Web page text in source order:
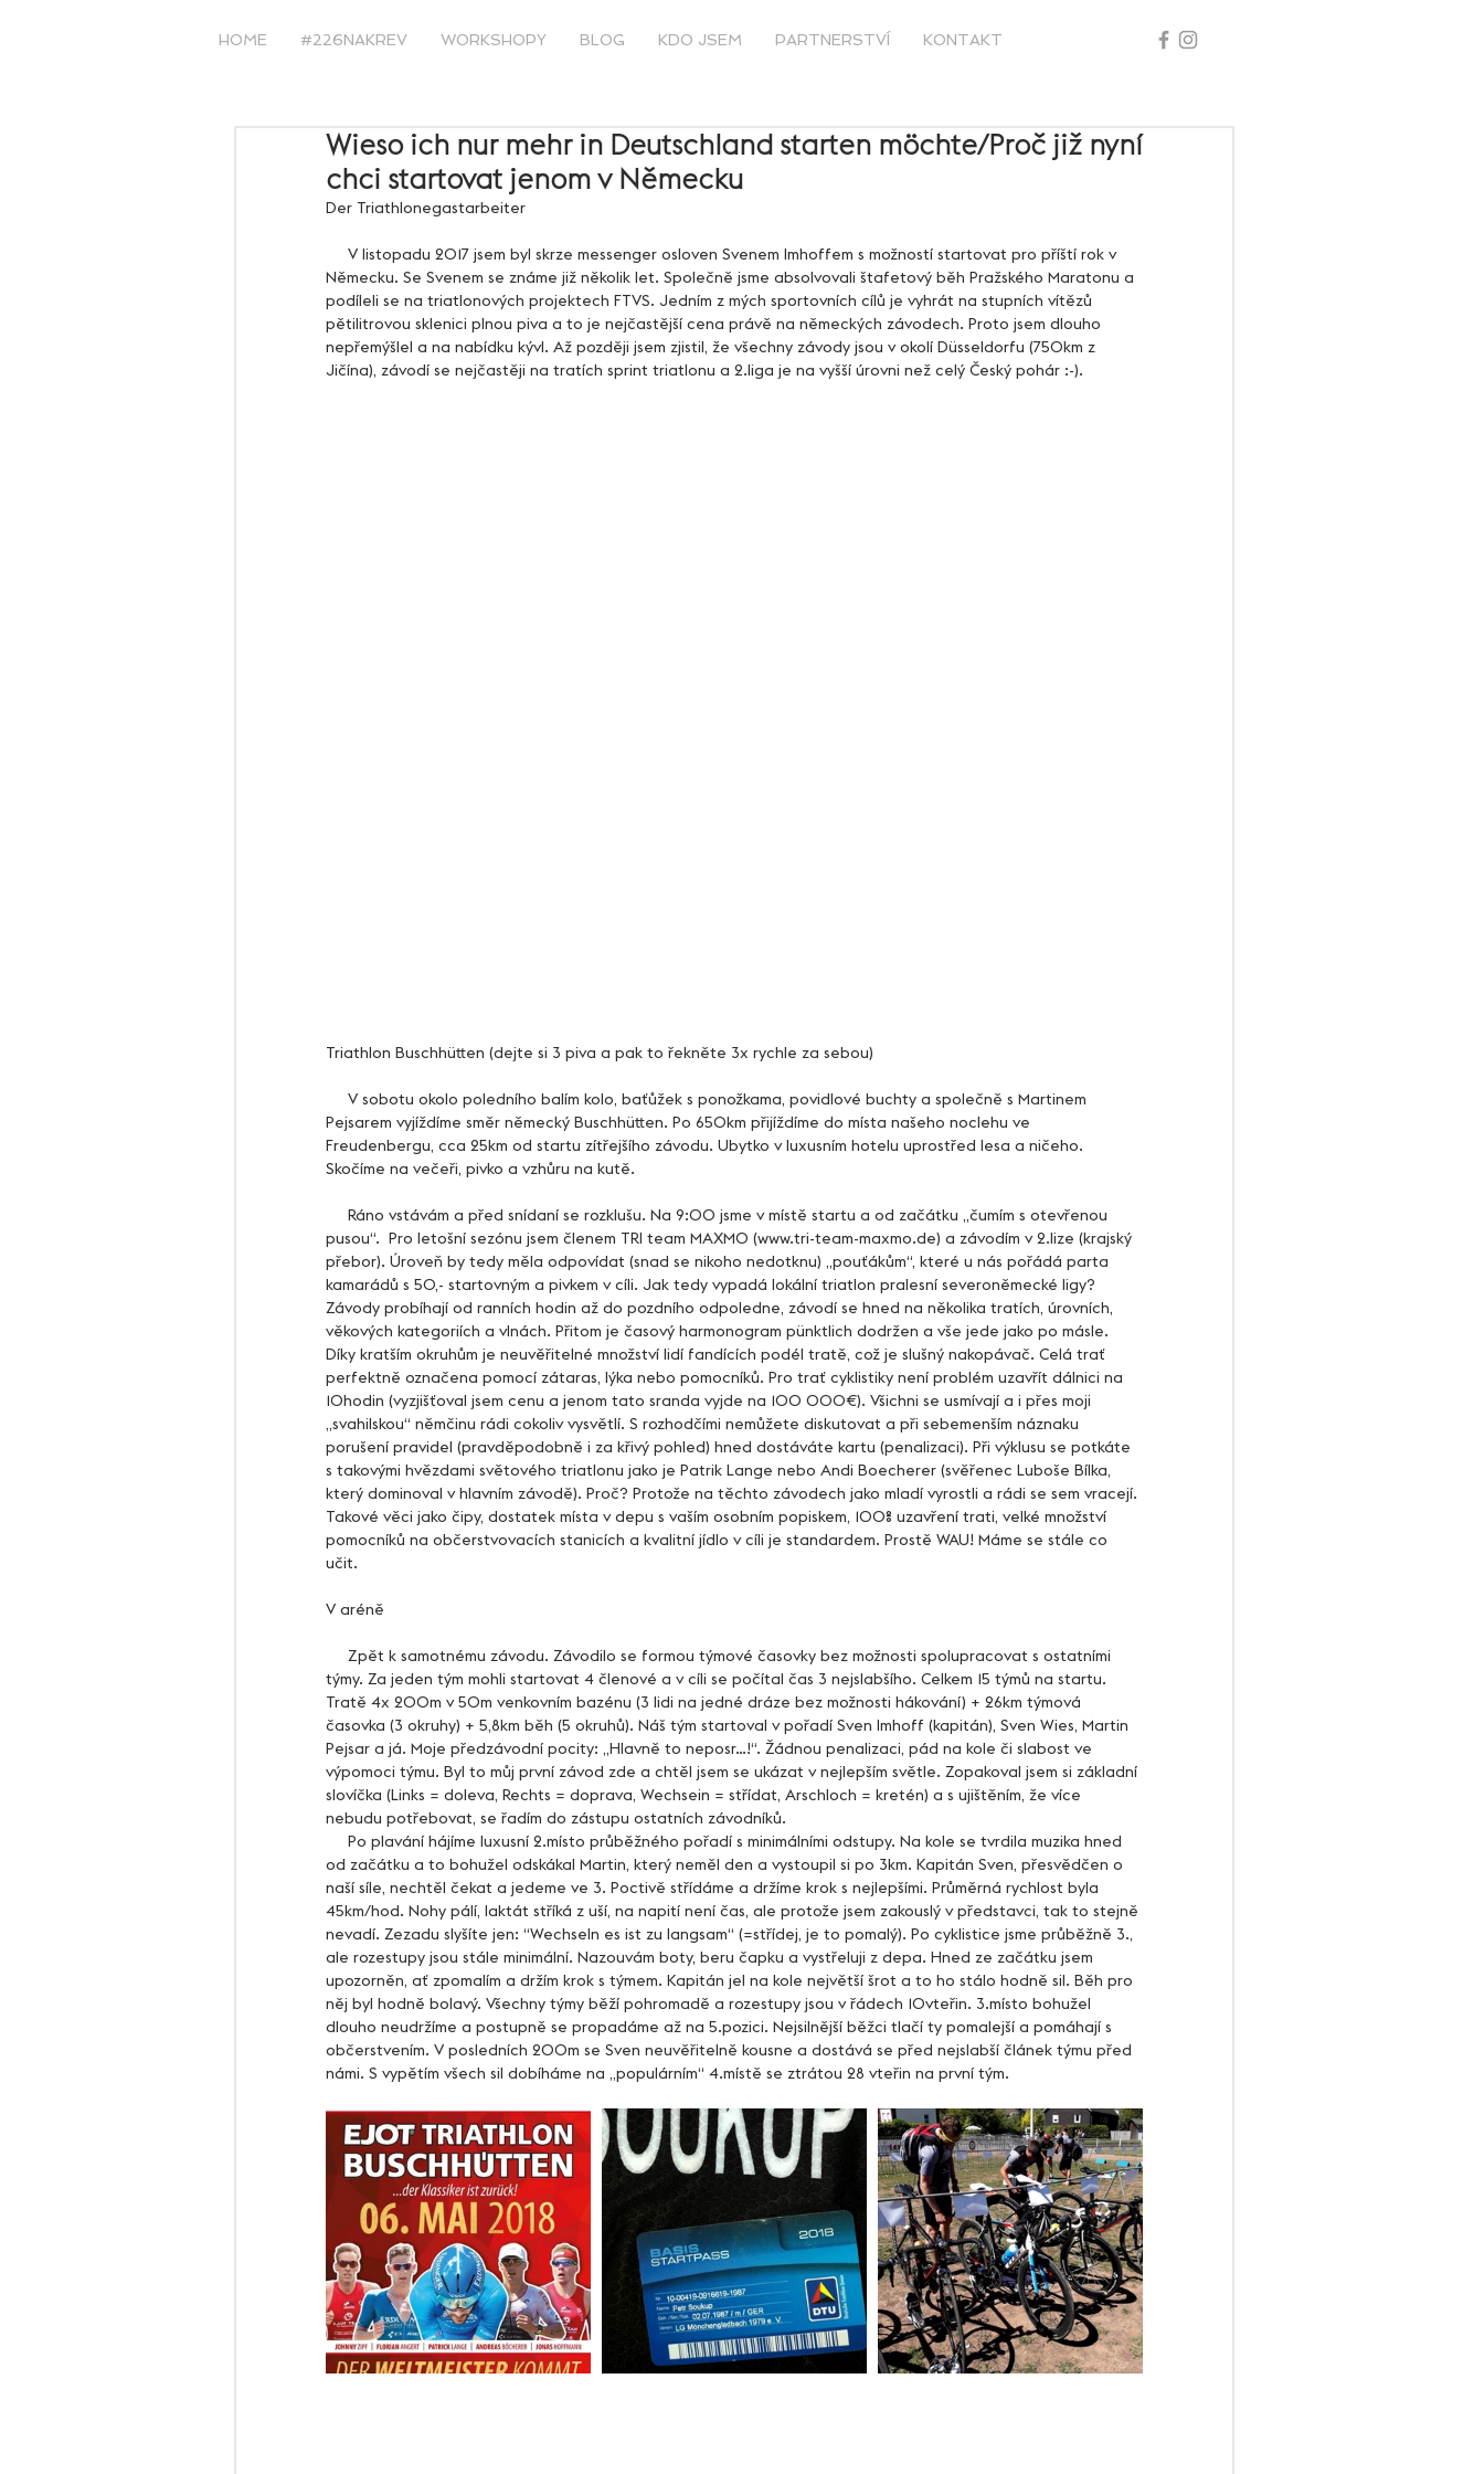
HOME #226NAKREV WORKSHOPY BLOG KDO JSEM PARTNERSTVÍ KONTAKT
Wieso ich nur mehr in Deutschland starten möchte/Proč již nyní
chci startovat jenom v Německu
Der Triathlonegastarbeiter
Německu. Se Svenem se známe již několik let. Společně jsme absolvovali štafetový běh Pražského Maratonu a
podíleli se na triatlonových projektech FTVS. Jedním z mých sportovních cílů je vyhrát na stupních vítězů
pětilitrovou sklenici plnou piva a to je nejčastější cena právě na německých závodech. Proto jsem dlouho
nepřemýšlel a na nabídku kývl. Až později jsem zjistil, že všechny závody jsou v okolí Düsseldorfu (750km z
Jičína), závodí se nejčastěji na tratích sprint triatlonu a 2.liga je na vyšší úrovni než celý Český pohár :-).
Triathlon Buschhütten (dejte si 3 piva a pak to řekněte 3x rychle za sebou)
Pejsarem vyjíždíme směr německý Buschhütten. Po 650km přijíždíme do místa našeho noclehu ve
Freudenbergu, cca 25km od startu zítřejšího závodu. Ubytko v luxusním hotelu uprostřed lesa a ničeho.
Skočíme na večeři, pivko a vzhůru na kutě.
pusou“.  Pro letošní sezónu jsem členem TRI team MAXMO (www.tri-team-maxmo.de) a závodím v 2.lize (krajský
přebor). Úroveň by tedy měla odpovídat (snad se nikoho nedotknu) „pouťákům“, které u nás pořádá parta
kamarádů s 50,- startovným a pivkem v cíli. Jak tedy vypadá lokální triatlon pralesní severoněmecké ligy?
Závody probíhají od ranních hodin až do pozdního odpoledne, závodí se hned na několika tratích, úrovních,
věkových kategoriích a vlnách. Přitom je časový harmonogram pünktlich dodržen a vše jede jako po másle.
Díky kratším okruhům je neuvěřitelné množství lidí fandících podél tratě, což je slušný nakopávač. Celá trať
perfektně označena pomocí zátaras, lýka nebo pomocníků. Pro trať cyklistiky není problém uzavřít dálnici na
10hodin (vyzjišťoval jsem cenu a jenom tato sranda vyjde na 100 000€). Všichni se usmívají a i přes moji
„svahilskou“ němčinu rádi cokoliv vysvětlí. S rozhodčími nemůžete diskutovat a při sebemenším náznaku
porušení pravidel (pravděpodobně i za křivý pohled) hned dostáváte kartu (penalizaci). Při výklusu se potkáte
s takovými hvězdami světového triatlonu jako je Patrik Lange nebo Andi Boecherer (svěřenec Luboše Bílka,
který dominoval v hlavním závodě). Proč? Protože na těchto závodech jako mladí vyrostli a rádi se sem vracejí.
Takové věci jako čipy, dostatek místa v depu s vaším osobním popiskem, 100% uzavření trati, velké množství
pomocníků na občerstvovacích stanicích a kvalitní jídlo v cíli je standardem. Prostě WAU! Máme se stále co
učit.
V aréně
týmy. Za jeden tým mohli startovat 4 členové a v cíli se počítal čas 3 nejslabšího. Celkem 15 týmů na startu.
Tratě 4x 200m v 50m venkovním bazénu (3 lidi na jedné dráze bez možnosti hákování) + 26km týmová
časovka (3 okruhy) + 5,8km běh (5 okruhů). Náš tým startoval v pořadí Sven Imhoff (kapitán), Sven Wies, Martin
Pejsar a já. Moje předzávodní pocity: „Hlavně to neposr…!“. Žádnou penalizaci, pád na kole či slabost ve
výpomoci týmu. Byl to můj první závod zde a chtěl jsem se ukázat v nejlepším světle. Zopakoval jsem si základní
slovíčka (Links = doleva, Rechts = doprava, Wechsein = střídat, Arschloch = kretén) a s ujištěním, že více
nebudu potřebovat, se řadím do zástupu ostatních závodníků.
od začátku a to bohužel odskákal Martin, který neměl den a vystoupil si po 3km. Kapitán Sven, přesvědčen o
naší síle, nechtěl čekat a jedeme ve 3. Poctivě střídáme a držíme krok s nejlepšími. Průměrná rychlost byla
45km/hod. Nohy pálí, laktát stříká z uší, na napití není čas, ale protože jsem zakouslý v představci, tak to stejně
nevadí. Zezadu slyšíte jen: “Wechseln es ist zu langsam“ (=střídej, je to pomalý). Po cyklistice jsme průběžně 3.,
ale rozestupy jsou stále minimální. Nazouvám boty, beru čapku a vystřeluji z depa. Hned ze začátku jsem
upozorněn, ať zpomalím a držím krok s týmem. Kapitán jel na kole největší šrot a to ho stálo hodně sil. Běh pro
něj byl hodně bolavý. Všechny týmy běží pohromadě a rozestupy jsou v řádech 10vteřin. 3.místo bohužel
dlouho neudržíme a postupně se propadáme až na 5.pozici. Nejsilnější běžci tlačí ty pomalejší a pomáhají s
občerstvením. V posledních 200m se Sven neuvěřitelně kousne a dostává se před nejslabší článek týmu před
námi. S vypětím všech sil dobíháme na „populárním“ 4.místě se ztrátou 28 vteřin na první tým.